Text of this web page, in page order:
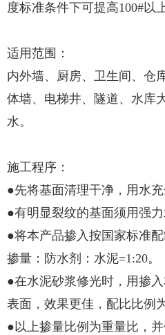
度标准条件下可提高100#以上
适用范围：
内外墙、厨房、卫生间、仓
体墙、电梯井、隧道、水库
水。
施工程序：
●先将基面清理干净，用水充
●有明显裂纹的基面须用强力
●将本产品掺入按国家标准
掺量：防水剂：水泥=1:20。
●在水泥砂浆修光时，用掺
表面，效果更佳，配比比例
●以上掺量比例为重量比，